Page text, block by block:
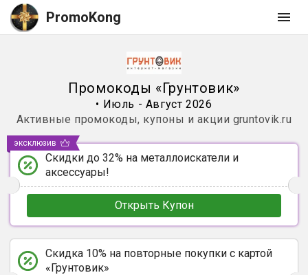
PromoKong
Промокоды «Грунтовик»
• Июль - Август 2026
Активные промокоды, купоны и акции gruntovik.ru
Скидки до 32% на металлоискатели и
аксессуары!
Открыть Купон
эксклюзив
Скидка 10% на повторные покупки с картой
«Грунтовик»